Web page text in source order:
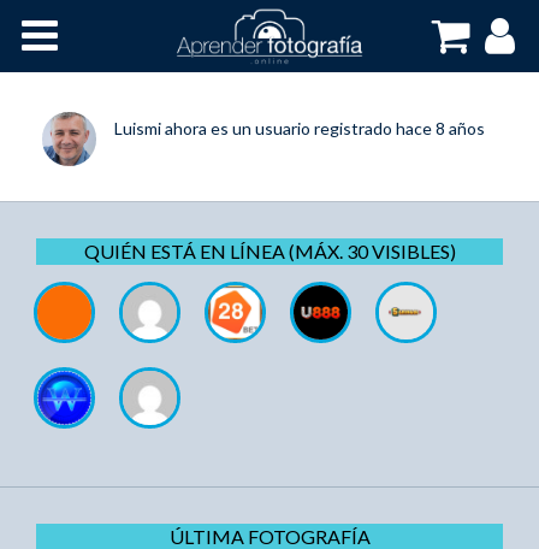
Cursos OnLine
Luismiahora es un usuario registrado hace 8 años
QUIÉN ESTÁ EN LÍNEA (MÁX. 30 VISIBLES)
ÚLTIMA FOTOGRAFÍA